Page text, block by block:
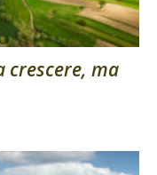
crescere, ma